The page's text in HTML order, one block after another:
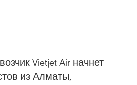
Vietjet Air начнет
из Алматы,